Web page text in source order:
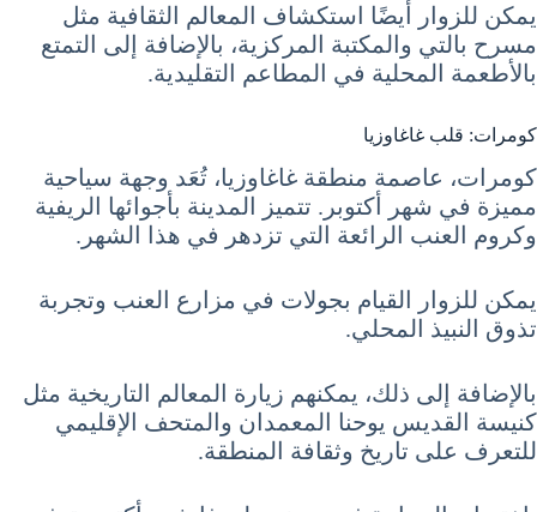
يمكن للزوار أيضًا استكشاف المعالم الثقافية مثل
مسرح بالتي والمكتبة المركزية، بالإضافة إلى التمتع
بالأطعمة المحلية في المطاعم التقليدية.
كومرات: قلب غاغاوزيا
كومرات، عاصمة منطقة غاغاوزيا، تُعَد وجهة سياحية
مميزة في شهر أكتوبر. تتميز المدينة بأجوائها الريفية
وكروم العنب الرائعة التي تزدهر في هذا الشهر.
يمكن للزوار القيام بجولات في مزارع العنب وتجربة
تذوق النبيذ المحلي.
بالإضافة إلى ذلك، يمكنهم زيارة المعالم التاريخية مثل
كنيسة القديس يوحنا المعمدان والمتحف الإقليمي
للتعرف على تاريخ وثقافة المنطقة.